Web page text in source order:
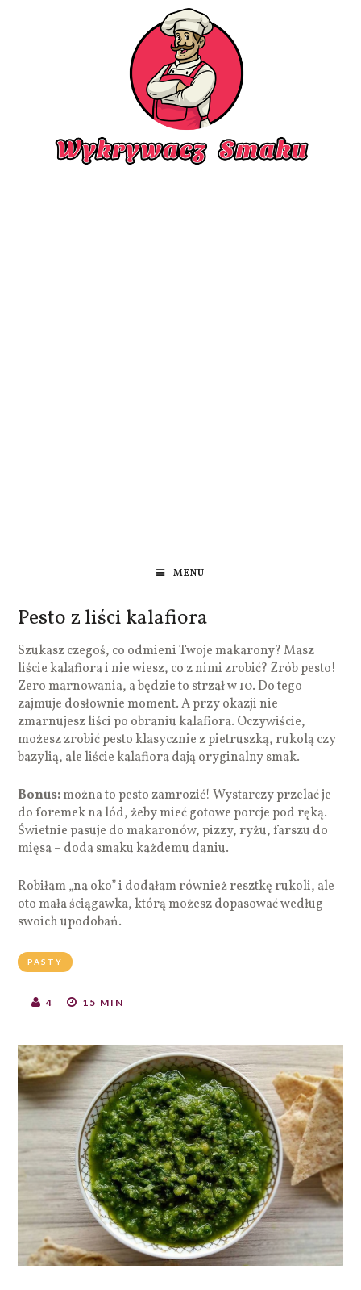
MENU
Pesto z liści kalafiora
Szukasz czegoś, co odmieni Twoje makarony? Masz
liście kalafiora i nie wiesz, co z nimi zrobić? Zrób pesto!
Zero marnowania, a będzie to strzał w 10. Do tego
zajmuje dosłownie moment. A przy okazji nie
zmarnujesz liści po obraniu kalafiora. Oczywiście,
możesz zrobić pesto klasycznie z pietruszką, rukolą czy
bazylią, ale liście kalafiora dają oryginalny smak.
Bonus:można to pesto zamrozić! Wystarczy przelać je
do foremek na lód, żeby mieć gotowe porcje pod ręką.
Świetnie pasuje do makaronów, pizzy, ryżu, farszu do
mięsa – doda smaku każdemu daniu.
Robiłam „na oko” i dodałam również resztkę rukoli, ale
oto mała ściągawka, którą możesz dopasować według
swoich upodobań.
PASTY
4 15 MIN